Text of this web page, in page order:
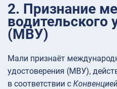
2. Признание
водительского
(МВУ)
Мали признаёт
удостоверения (МВУ),
в соответствии с